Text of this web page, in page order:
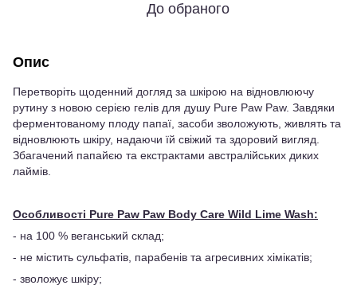
До обраного
Опис
Перетворіть щоденний догляд за шкірою на відновлюючу
рутину з новою серією гелів для душу Pure Paw Paw. Завдяки
ферментованому плоду папаї, засоби зволожують, живлять та
відновлюють шкіру, надаючи їй свіжий та здоровий вигляд.
Збагачений папайєю та екстрактами австралійських диких
лаймів.
Особливості Pure Paw Paw Body Care Wild Lime Wash:
- на 100 % веганський склад;
- не містить сульфатів, парабенів та агресивних хімікатів;
- зволожує шкіру;